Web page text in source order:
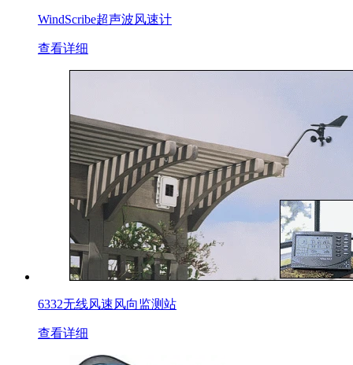
WindScribe超声波风速计
查看详细
6332无线风速风向监测站
查看详细